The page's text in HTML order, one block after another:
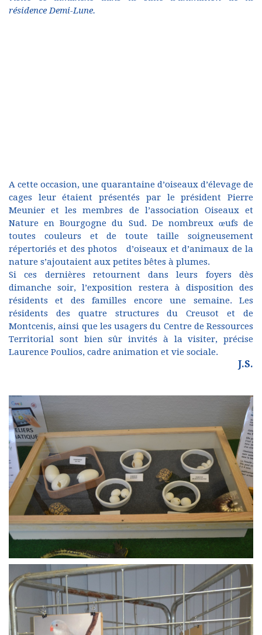
résidence Demi-Lune.
A cette occasion, une quarantaine d’oiseaux d’élevage de
cages leur étaient présentés par le président Pierre
Meunier et les membres de l’association Oiseaux et
Nature en Bourgogne du Sud. De nombreux œufs de
toutes couleurs et de toute taille soigneusement
répertoriés et des photos d’oiseaux et d’animaux de la
nature s’ajoutaient aux petites bêtes à plumes.
Si ces dernières retournent dans leurs foyers dès
dimanche soir, l’exposition restera à disposition des
résidents et des familles encore une semaine. Les
résidents des quatre structures du Creusot et de
Montcenis, ainsi que les usagers du Centre de Ressources
Territorial sont bien sûr invités à la visiter, précise
Laurence Poulios, cadre animation et vie sociale.
J.S.